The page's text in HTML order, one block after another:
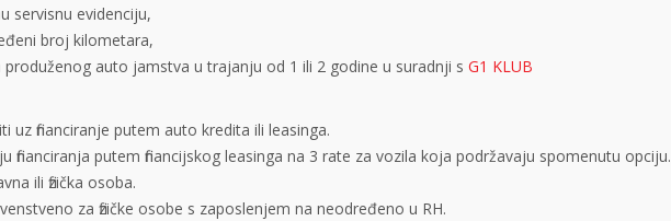
servisnu evidenciju,
broj kilometara,
auto jamstva u trajanju od 1 ili 2 godine u suradnji s G1 KLUB
uz financiranje putem auto kredita ili leasinga.
financiranja putem financijskog leasinga na 3 rate za vozila koja podržavaju spomenutu opciju.
ili fizička osoba.
za fizičke osobe s zaposlenjem na neodređeno u RH.